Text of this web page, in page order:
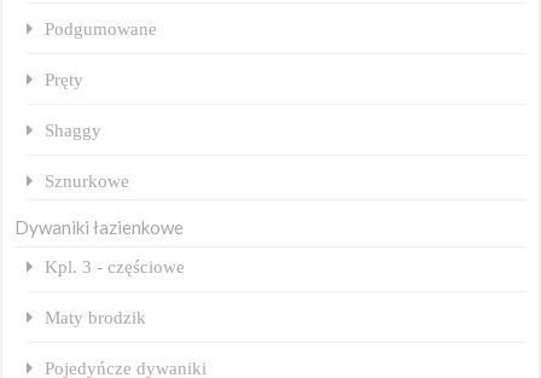
Podgumowane
Pręty
Shaggy
Sznurkowe
Dywaniki łazienkowe
Kpl. 3 - częściowe
Maty brodzik
Pojedyńcze dywaniki